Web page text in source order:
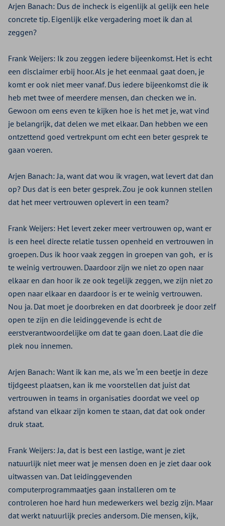
Arjen Banach: Dus de incheck is eigenlijk al gelijk een hele
concrete tip. Eigenlijk elke vergadering moet ik dan al
zeggen?
Frank Weijers: Ik zou zeggen iedere bijeenkomst. Het is echt
een disclaimer erbij hoor. Als je het eenmaal gaat doen, je
komt er ook niet meer vanaf. Dus iedere bijeenkomst die ik
heb met twee of meerdere mensen, dan checken we in.
Gewoon om eens even te kijken hoe is het met je, wat vind
je belangrijk, dat delen we met elkaar. Dan hebben we een
ontzettend goed vertrekpunt om echt een beter gesprek te
gaan voeren.
Arjen Banach: Ja, want dat wou ik vragen, wat levert dat dan
op? Dus dat is een beter gesprek. Zou je ook kunnen stellen
dat het meer vertrouwen oplevert in een team?
Frank Weijers: Het levert zeker meer vertrouwen op, want er
is een heel directe relatie tussen openheid en vertrouwen in
groepen. Dus ik hoor vaak zeggen in groepen van goh, er is
te weinig vertrouwen. Daardoor zijn we niet zo open naar
elkaar en dan hoor ik ze ook tegelijk zeggen, we zijn niet zo
open naar elkaar en daardoor is er te weinig vertrouwen.
Nou ja. Dat moet je doorbreken en dat doorbreek je door zelf
open te zijn en die leidinggevende is echt de
eerstverantwoordelijke om dat te gaan doen. Laat die die
plek nou innemen.
Arjen Banach: Want ik kan me, als we ‘m een beetje in deze
tijdgeest plaatsen, kan ik me voorstellen dat juist dat
vertrouwen in teams in organisaties doordat we veel op
afstand van elkaar zijn komen te staan, dat dat ook onder
druk staat.
Frank Weijers: Ja, dat is best een lastige, want je ziet
natuurlijk niet meer wat je mensen doen en je ziet daar ook
uitwassen van. Dat leidinggevenden
computerprogrammaatjes gaan installeren om te
controleren hoe hard hun medewerkers wel bezig zijn. Maar
dat werkt natuurlijk precies andersom. Die mensen, kijk,